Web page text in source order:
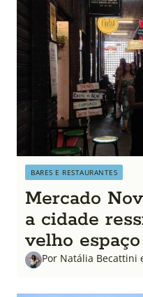
BARES E RESTAURANTES
Mercado
a cidade
velho espaço
Por Natália Becattini